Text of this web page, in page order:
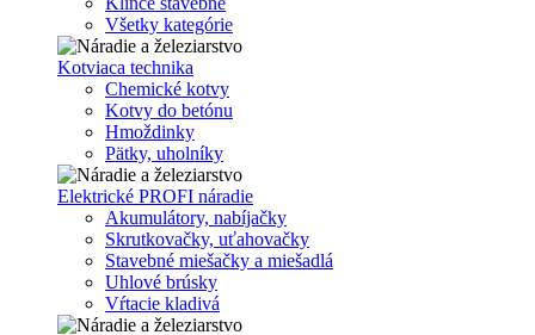
Všetky kategórie
Kotviaca technika
Chemické kotvy
Kotvy do betónu
Hmoždinky
Pätky, uholníky
Elektrické PROFI náradie
Akumulátory, nabíjačky
Skrutkovačky, uťahovačky
Stavebné miešačky a miešadlá
Uhlové brúsky
Vŕtacie kladivá